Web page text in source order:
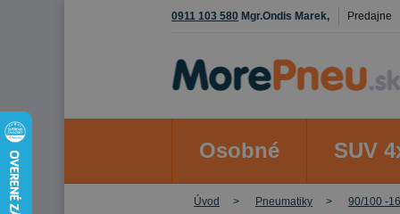
0911 103 580 Mgr.Ondis Marek, Predajne
Osobné SUV
Úvod Pneumatiky 90/100 -16